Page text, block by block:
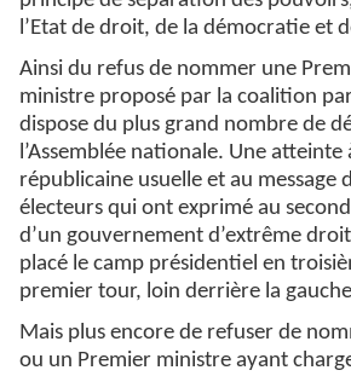
l’Etat de droit, de la démocratie et
Ainsi du refus de nommer une
ministre proposé par la coalition
dispose du plus grand nombre de
l’Assemblée nationale. Une
républicaine usuelle et au message
électeurs qui ont exprimé au
d’un gouvernement d’extrême
placé le camp présidentiel en
premier tour, loin derrière la
Mais plus encore de refuser de
ou un Premier ministre ayant